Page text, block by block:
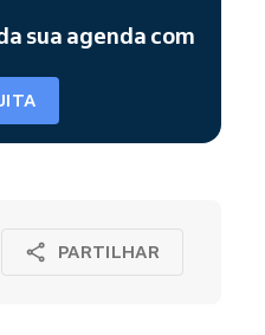
sua agenda com
PARTILHAR